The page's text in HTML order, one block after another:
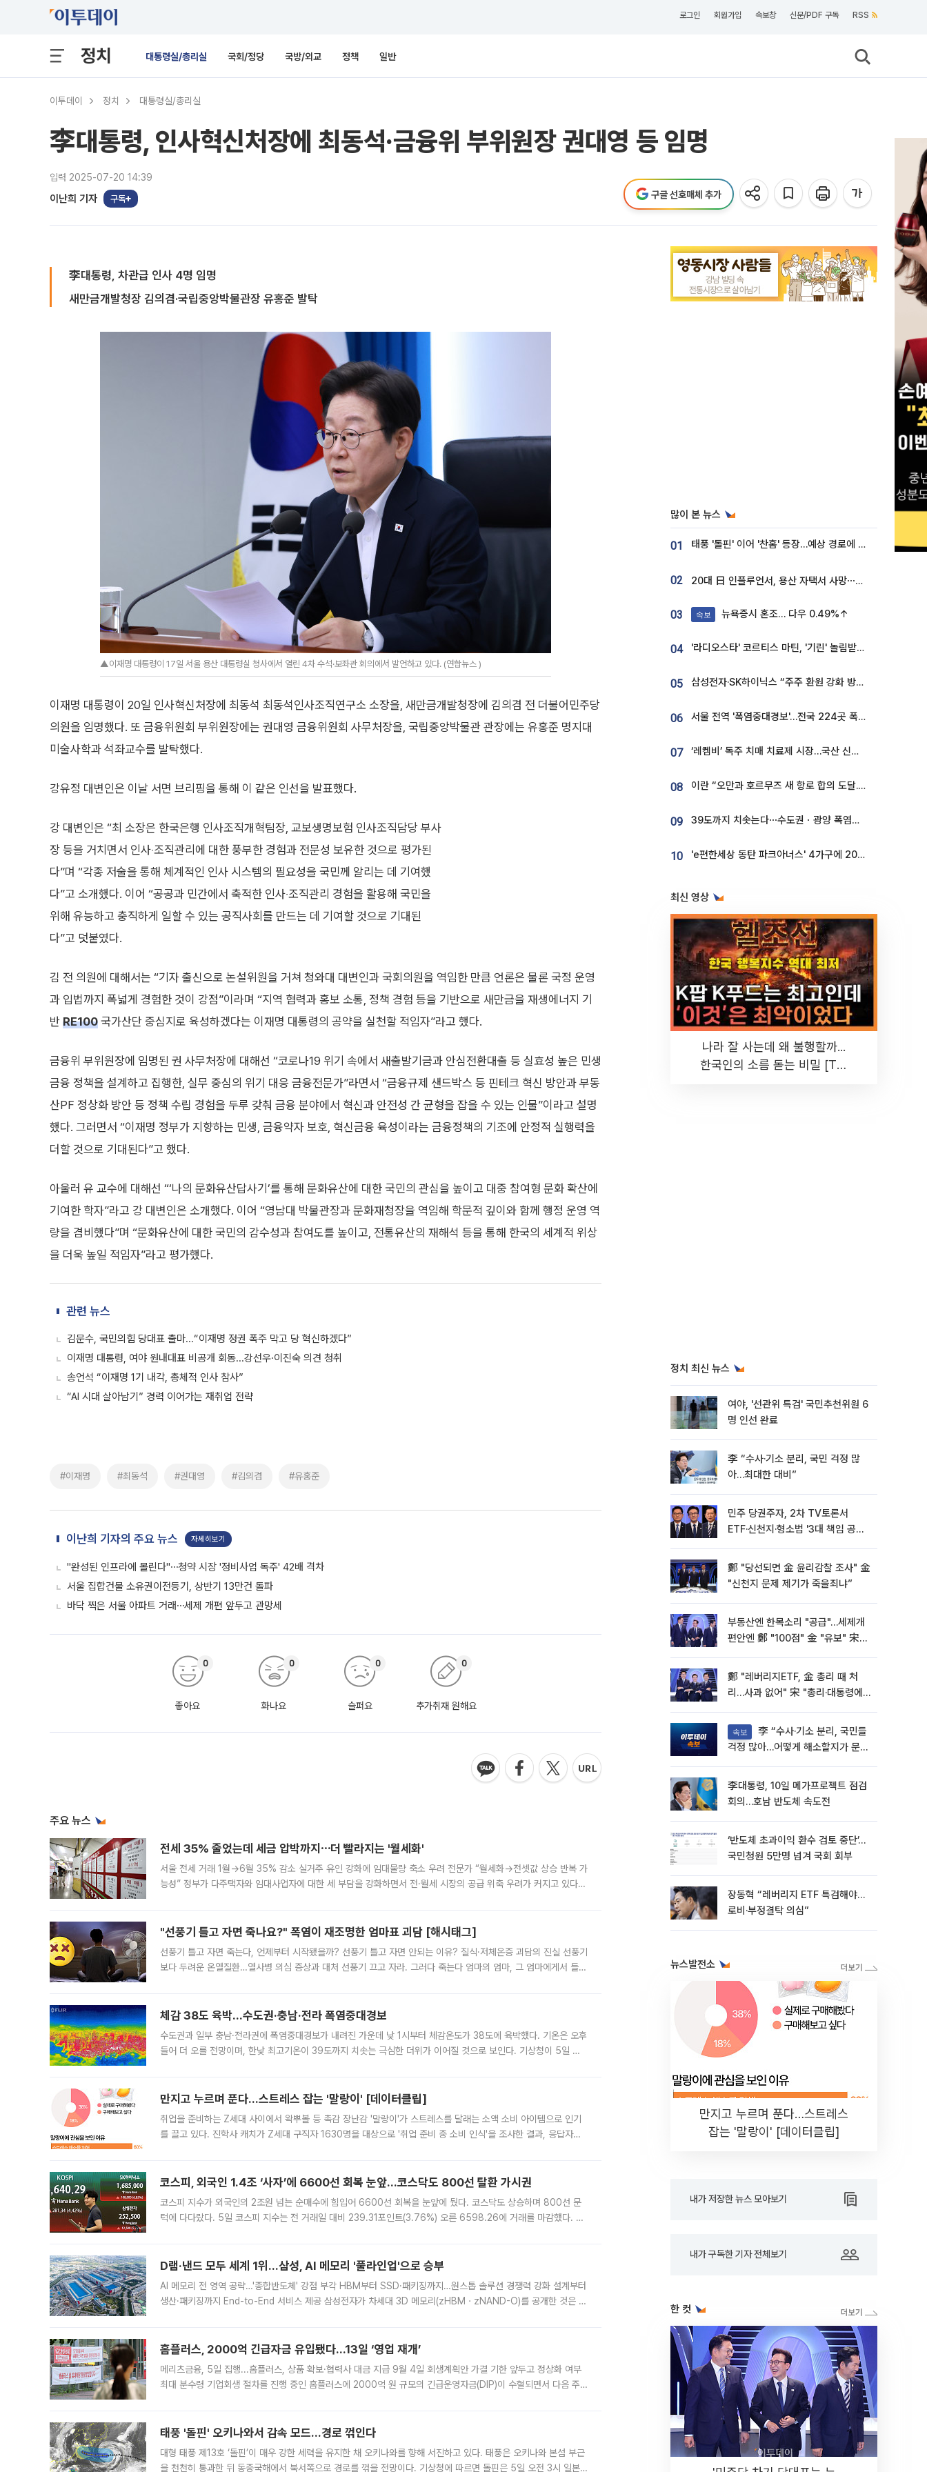
로그인 회원가입 속보창 신문/PDF 구독 RSS
정치 대통령실/총리실 국회/정당 국방/외교 정책 일반
이투데이 정치 대통령실/총리실
李대통령, 인사혁신처장에 최동석·금융위 부위원장 권대영 등 임명
입력 2025-07-20 14:39
이난희 기자 구독 구글 선호매체 추가
李대통령, 차관급 인사 4명 임명
새만금개발청장 김의겸·국립중앙박물관장 유홍준 발탁
▲이재명 대통령이 17일 서울 용산 대통령실 청사에서 열린 4차 수석·보좌관 회의에서 발언하고 있다. (연합뉴스 )
이재명 대통령이 20일 인사혁신처장에 최동석 최동석인사조직연구소 소장을, 새만금개발청장에 김의겸 전 더불어민주당
의원을 임명했다. 또 금융위원회 부위원장에는 권대영 금융위원회 사무처장을, 국립중앙박물관 관장에는 유홍준 명지대
미술사학과 석좌교수를 발탁했다.
강유정 대변인은 이날 서면 브리핑을 통해 이 같은 인선을 발표했다.
강 대변인은 “최 소장은 한국은행 인사조직개혁팀장, 교보생명보험 인사조직담당 부사
장 등을 거치면서 인사‧조직관리에 대한 풍부한 경험과 전문성 보유한 것으로 평가된
다”며 “각종 저술을 통해 체계적인 인사 시스템의 필요성을 국민께 알리는 데 기여했
다”고 소개했다. 이어 “공공과 민간에서 축적한 인사‧조직관리 경험을 활용해 국민을
위해 유능하고 충직하게 일할 수 있는 공직사회를 만드는 데 기여할 것으로 기대된
다”고 덧붙였다.
김 전 의원에 대해서는 “기자 출신으로 논설위원을 거쳐 청와대 대변인과 국회의원을 역임한 만큼 언론은 물론 국정 운영
과 입법까지 폭넓게 경험한 것이 강점”이라며 “지역 협력과 홍보 소통, 정책 경험 등을 기반으로 새만금을 재생에너지 기
반 RE100 국가산단 중심지로 육성하겠다는 이재명 대통령의 공약을 실천할 적임자”라고 했다.
금융위 부위원장에 임명된 권 사무처장에 대해선 “코로나19 위기 속에서 새출발기금과 안심전환대출 등 실효성 높은 민생
금융 정책을 설계하고 집행한, 실무 중심의 위기 대응 금융전문가”라면서 “금융규제 샌드박스 등 핀테크 혁신 방안과 부동
산PF 정상화 방안 등 정책 수립 경험을 두루 갖춰 금융 분야에서 혁신과 안전성 간 균형을 잡을 수 있는 인물”이라고 설명
했다. 그러면서 “이재명 정부가 지향하는 민생, 금융약자 보호, 혁신금융 육성이라는 금융정책의 기조에 안정적 실행력을
더할 것으로 기대된다”고 했다.
아울러 유 교수에 대해선 “‘나의 문화유산답사기’를 통해 문화유산에 대한 국민의 관심을 높이고 대중 참여형 문화 확산에
기여한 학자”라고 강 대변인은 소개했다. 이어 “영남대 박물관장과 문화재청장을 역임해 학문적 깊이와 함께 행정 운영 역
량을 겸비했다”며 “문화유산에 대한 국민의 감수성과 참여도를 높이고, 전통유산의 재해석 등을 통해 한국의 세계적 위상
을 더욱 높일 적임자”라고 평가했다.
관련 뉴스
김문수, 국민의힘 당대표 출마...“이재명 정권 폭주 막고 당 혁신하겠다”
이재명 대통령, 여야 원내대표 비공개 회동...강선우·이진숙 의견 청취
송언석 “이재명 1기 내각, 총체적 인사 참사”
“AI 시대 살아남기” 경력 이어가는 재취업 전략
#이재명 #최동석 #권대영 #김의겸 #유홍준
이난희 기자의 주요 뉴스 자세히보기
"완성된 인프라에 몰린다"⋯청약 시장 '정비사업 독주' 42배 격차
서울 집합건물 소유권이전등기, 상반기 13만건 돌파
바닥 찍은 서울 아파트 거래⋯세제 개편 앞두고 관망세
좋아요
0
화나요
0
슬퍼요
0
추가취재 원해요
0
주요 뉴스
전세 35% 줄었는데 세금 압박까지⋯더 빨라지는 '월세화'
서울 전세 거래 1월→6월 35% 감소 실거주 유인 강화에 임대물량 축소 우려 전문가 “월세화→전셋값 상승 반복 가
능성” 정부가 다주택자와 임대사업자에 대한 세 부담을 강화하면서 전·월세 시장의 공급 위축 우려가 커지고 있다.
"선풍기 틀고 자면 죽나요?" 폭염이 재조명한 엄마표 괴담 [해시태그]
선풍기 틀고 자면 죽는다, 언제부터 시작됐을까? 선풍기 틀고 자면 안되는 이유? 질식·저체온증 괴담의 진실 선풍기
보다 두려운 온열질환…열사병 의심 증상과 대처 선풍기 끄고 자라. 그러다 죽는다 엄마의 엄마, 그 엄마에게서 들어
체감 38도 육박…수도권·충남·전라 폭염중대경보
수도권과 일부 충남·전라권에 폭염중대경보가 내려진 가운데 낮 1시부터 체감온도가 38도에 육박했다. 기온은 오후
들어 더 오를 전망이며, 한낮 최고기온이 39도까지 치솟는 극심한 더위가 이어질 것으로 보인다. 기상청이 5일 오
만지고 누르며 푼다…스트레스 잡는 '말랑이' [데이터클립]
취업을 준비하는 Z세대 사이에서 왁뿌볼 등 촉감 장난감 '말랑이'가 스트레스를 달래는 소액 소비 아이템으로 인기
를 끌고 있다. 진학사 캐치가 Z세대 구직자 1630명을 대상으로 '취업 준비 중 소비 인식'을 조사한 결과, 응답자의
코스피, 외국인 1.4조 ‘사자’에 6600선 회복 눈앞…코스닥도 800선 탈환 가시권
코스피 지수가 외국인의 2조원 넘는 순매수에 힘입어 6600선 회복을 눈앞에 뒀다. 코스닥도 상승하며 800선 문
턱에 다다랐다. 5일 코스피 지수는 전 거래일 대비 239.31포인트(3.76%) 오른 6598.26에 거래를 마감했다. 장
D램·낸드 모두 세계 1위…삼성, AI 메모리 '풀라인업'으로 승부
AI 메모리 전 영역 공략…'종합반도체' 강점 부각 HBM부터 SSD·패키징까지…원스톱 솔루션 경쟁력 강화 설계부터
생산·패키징까지 End-to-End 서비스 제공 삼성전자가 차세대 3D 메모리(zHBMㆍzNAND-O)를 공개한 것은 단
홈플러스, 2000억 긴급자금 유입됐다…13일 ‘영업 재개’
메리츠금융, 5일 집행...홈플러스, 상품 확보·협력사 대금 지급 9월 4일 회생계획안 가결 기한 앞두고 정상화 여부
최대 분수령 기업회생 절차를 진행 중인 홈플러스에 2000억 원 규모의 긴급운영자금(DIP)이 수혈되면서 다음 주
태풍 '돌핀' 오키나와서 감속 모드…경로 꺾인다
대형 태풍 제13호 ‘돌핀’이 매우 강한 세력을 유지한 채 오키나와를 향해 서진하고 있다. 태풍은 오키나와 본섬 부근
을 천천히 통과한 뒤 동중국해에서 북서쪽으로 경로를 꺾을 전망이다. 기상청에 따르면 돌핀은 5일 오전 3시 일본
많이 본 뉴스
01 태풍 '돌핀' 이어 '찬홈' 등장…예상 경로에 한국 '한숨'
02 20대 日 인플루언서, 용산 자택서 사망⋯SNS 라방 중 숨져
03 속보 뉴욕증시 혼조… 다우 0.49%↑
04 '라디오스타' 코르티스 마틴, '기린' 놀림받던 190.5cm…"명품쇼 빛낸 모델핏"
05 삼성전자·SK하이닉스 “주주 환원 강화 방안 마련”
06 서울 전역 '폭염중대경보'…전국 224곳 폭염특보
07 ‘레켐비’ 독주 치매 치료제 시장…국산 신약 등장하나
08 이란 “오만과 호르무즈 새 항로 합의 도달...완전 재개방은 아냐”
09 39도까지 치솟는다⋯수도권ㆍ광양 폭염중대경보 [날씨]
10 'e편한세상 동탄 파크아너스' 4가구에 2022명 몰려⋯최고 1172대 1
최신 영상
나라 잘 사는데 왜 불행할까...
한국인의 소름 돋는 비밀 [T같
정치 최신 뉴스
여야, '선관위 특검' 국민추천위원 6
명 인선 완료
李 “수사·기소 분리, 국민 걱정 많
아…최대한 대비”
민주 당권주자, 2차 TV토론서
ETF·신천지·형소법 '3대 책임 공
鄭 "당선되면 金 윤리감찰 조사" 金
"신천지 문제 제기가 죽을죄냐”
부동산엔 한목소리 "공급"…세제개
편안엔 鄭 "100점" 金 "유보" 宋
鄭 "레버리지ETF, 金 총리 때 처
리…사과 없어" 宋 "총리·대통령에
속보
걱정 많아…어떻게 해소할지가 문
李대통령, 10일 메가프로젝트 점검
회의…호남 반도체 속도전
‘반도체 초과이익 환수 검토 중단’…
국민청원 5만명 넘겨 국회 회부
장동혁 “레버리지 ETF 특검해야…
로비·부정결탁 의심”
뉴스발전소
만지고 누르며 푼다…스트레스
잡는 '말랑이' [데이터클립]
내가 저장한 뉴스 모아보기
내가 구독한 기자 전체보기
한 컷